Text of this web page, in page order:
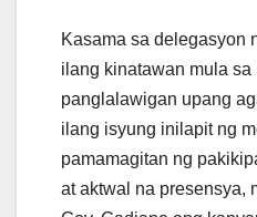
Kasama sa delegasyon
ilang kinatawan mula sa
panglalawigan upang
ilang isyung inilapit ng
pamamagitan ng
at aktwal na presensya,